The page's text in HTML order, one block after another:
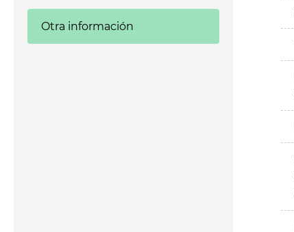
Otra información